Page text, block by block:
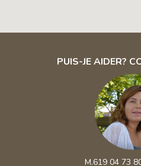
PUIS-JE AIDER?
M.619 04 73